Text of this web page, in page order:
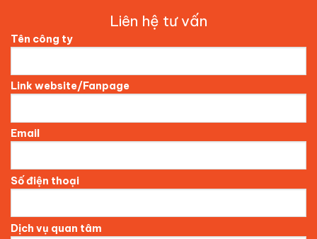
Liên hệ tư vấn
Tên công ty
Link website/Fanpage
Email
Số điện thoại
Dịch vụ quan tâm